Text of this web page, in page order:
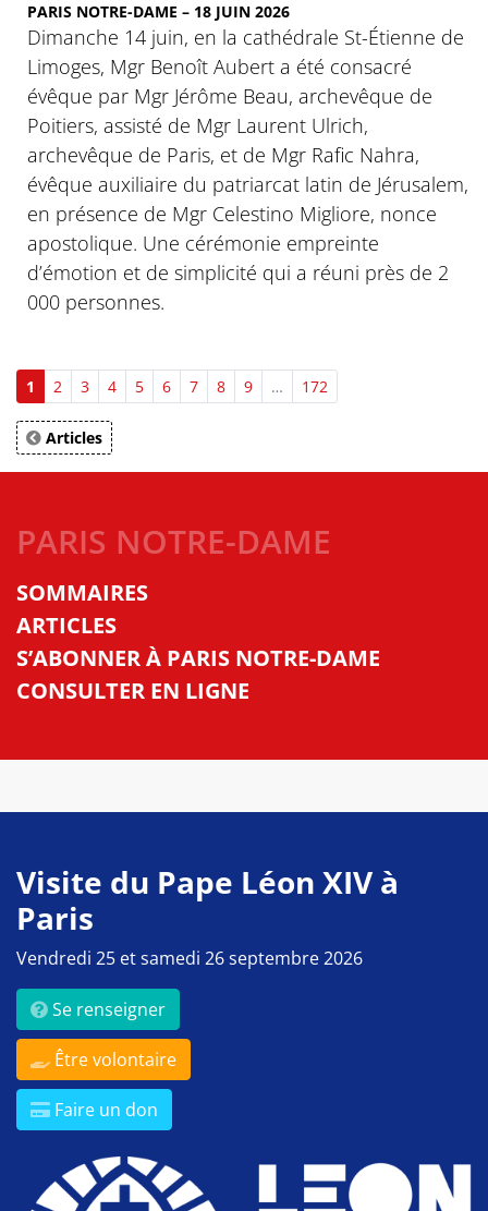
PARIS NOTRE-DAME – 18 JUIN 2026
Dimanche 14 juin, en la cathédrale St-Étienne de
Limoges, Mgr Benoît Aubert a été consacré
évêque par Mgr Jérôme Beau, archevêque de
Poitiers, assisté de Mgr Laurent Ulrich,
archevêque de Paris, et de Mgr Rafic Nahra,
évêque auxiliaire du patriarcat latin de Jérusalem,
en présence de Mgr Celestino Migliore, nonce
apostolique. Une cérémonie empreinte
d’émotion et de simplicité qui a réuni près de 2
000 personnes.
1 2 3 4 5 6 7 8 9 … 172
Articles
PARIS NOTRE-DAME
SOMMAIRES
ARTICLES
S’ABONNER À PARIS NOTRE-DAME
CONSULTER EN LIGNE
Visite du Pape Léon XIV à
Paris
Vendredi 25 et samedi 26 septembre 2026
Se renseigner
Être volontaire
Faire un don